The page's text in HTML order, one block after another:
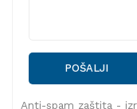
POŠALJI
Anti-spam zaštita -